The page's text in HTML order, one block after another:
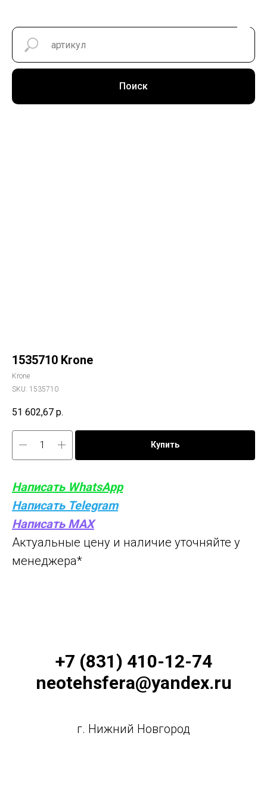
Поиск
1535710 Krone
Krone
SKU: 1535710
51 602,67 р.
Купить
Написать WhatsApp
Написать Telegram
Написать MAX
Актуальные цену и наличие уточняйте у
менеджера*
+7 (831) 410-12-74
neotehsfera@yandex.ru
г. Нижний Новгород